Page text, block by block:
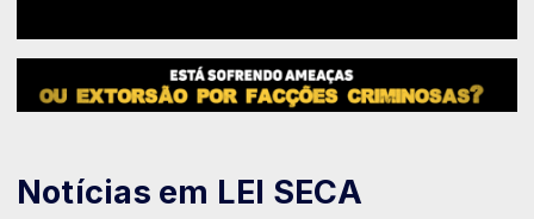
Notícias em LEI SECA